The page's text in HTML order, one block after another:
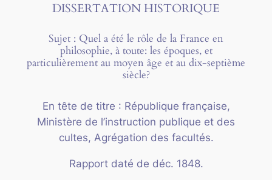
DISSERTATION HISTORIQUE
Sujet : Quel a été le rôle de la France en
philosophie, à toute: les époques, et
particulièrement au moyen âge et au dix-septième
siècle?
En tête de titre : République française,
Ministère de l’instruction publique et des
cultes, Agrégation des facultés.
Rapport daté de déc. 1848.